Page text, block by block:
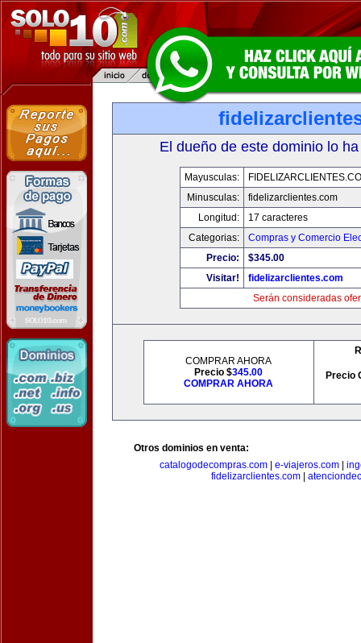
El dueño de este dominio lo
Mayusculas:
Minusculas:
fidelizarclientes.com
Longitud:
17 caracteres
Categorias:
Compras y Comercio
Precio:
$345.00
Visitar!
fidelizarclientes.com
Serán consideradas
COMPRAR AHORA
Precio $345.00
COMPRAR AHORA
Precio
Otros dominios en venta:
catalogodecompras.com| e-viajeros.com|
fidelizarclientes.com|